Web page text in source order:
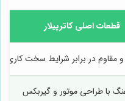
قطعات اصلی کاترپیلار
و مقاوم در برابر شرایط سخت کاری
با طراحی موتور و گیربکس